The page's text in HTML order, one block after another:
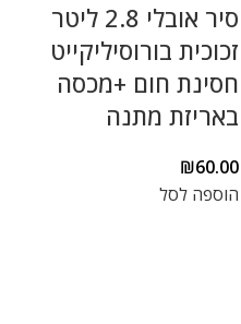
סיר אובלי 2.8 ליטר
זכוכית בורוסיליקייט
חסינת חום +מכסה
באריזת מתנה
₪60.00
הוספה לסל